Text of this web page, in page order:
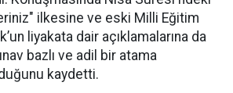
ilkesine ve eski Milli Eğitim
liyakata dair açıklamalarına da
bazlı ve adil bir atama
kaydetti.